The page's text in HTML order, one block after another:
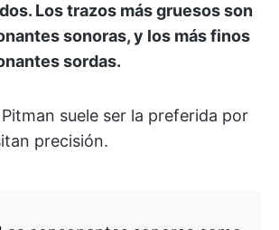
Los trazos más gruesos son
sonoras, y los más finos
sordas.
suele ser la preferida por
precisión.